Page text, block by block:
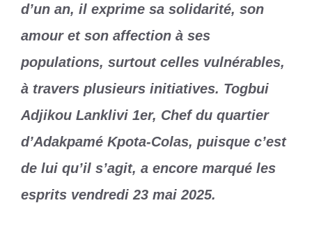
d’un an, il exprime sa solidarité, son
amour et son affection à ses
populations, surtout celles vulnérables,
à travers plusieurs initiatives. Togbui
Adjikou Lanklivi 1er, Chef du quartier
d’Adakpamé Kpota-Colas, puisque c’est
de lui qu’il s’agit, a encore marqué les
esprits vendredi 23 mai 2025.